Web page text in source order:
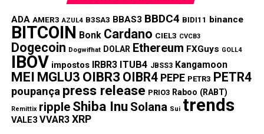
ADA AMER3 AZUL4 B3SA3 BBAS3 BBDC4 BIDI11 binance
BITCOIN Bonk Cardano CIEL3 CVCB3
Dogecoin Dogwifhat DOLAR Ethereum FXGuys GOLL4
IBOV impostos IRBR3 ITUB4 JBSS3 Kangamoon
MEI MGLU3 OIBR3 OIBR4 PEPE PETR3 PETR4
poupança press release PRIO3 Raboo (RABT)
Remittix ripple Shiba Inu Solana Sui trends
VALE3 VVAR3 XRP